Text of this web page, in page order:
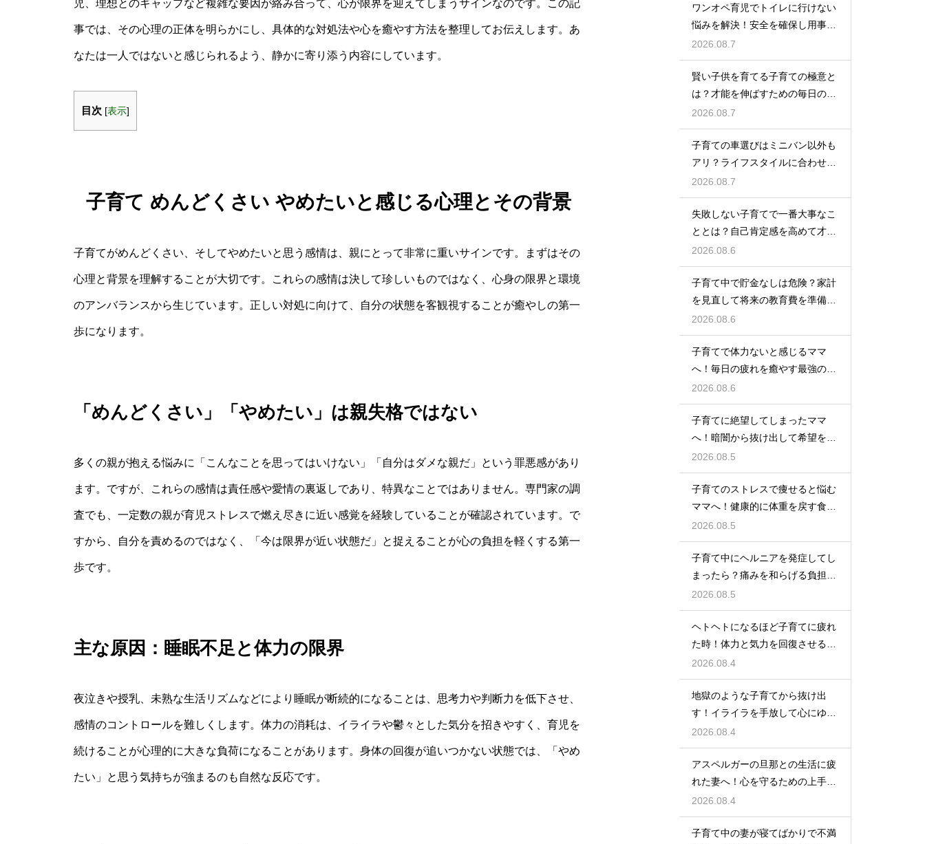
児、理想とのギャップなど複雑な要因が絡み合って、心が限界を迎えてしまうサインなのです。この記
事では、その心理の正体を明らかにし、具体的な対処法や心を癒やす方法を整理してお伝えします。あ
なたは一人ではないと感じられるよう、静かに寄り添う内容にしています。
目次 [表示]
子育て めんどくさい やめたいと感じる心理とその背景
子育てがめんどくさい、そしてやめたいと思う感情は、親にとって非常に重いサインです。まずはその
心理と背景を理解することが大切です。これらの感情は決して珍しいものではなく、心身の限界と環境
のアンバランスから生じています。正しい対処に向けて、自分の状態を客観視することが癒やしの第一
歩になります。
「めんどくさい」「やめたい」は親失格ではない
多くの親が抱える悩みに「こんなことを思ってはいけない」「自分はダメな親だ」という罪悪感があり
ます。ですが、これらの感情は責任感や愛情の裏返しであり、特異なことではありません。専門家の調
査でも、一定数の親が育児ストレスで燃え尽きに近い感覚を経験していることが確認されています。で
すから、自分を責めるのではなく、「今は限界が近い状態だ」と捉えることが心の負担を軽くする第一
歩です。
主な原因：睡眠不足と体力の限界
夜泣きや授乳、未熟な生活リズムなどにより睡眠が断続的になることは、思考力や判断力を低下させ、
感情のコントロールを難しくします。体力の消耗は、イライラや鬱々とした気分を招きやすく、育児を
続けることが心理的に大きな負荷になることがあります。身体の回復が追いつかない状態では、「やめ
たい」と思う気持ちが強まるのも自然な反応です。
ワンオペ育児でトイレに行けない
悩みを解決！安全を確保し用事を
済ませる
2026.08.7
賢い子供を育てる子育ての極意と
は？才能を伸ばすための毎日の習
慣を解説
2026.08.7
子育ての車選びはミニバン以外も
アリ？ライフスタイルに合わせた
車種紹介
2026.08.7
失敗しない子育てで一番大事なこ
ととは？自己肯定感を高めて才能
を伸ばす
2026.08.6
子育て中で貯金なしは危険？家計
を見直して将来の教育費を準備す
る方法
2026.08.6
子育てで体力ないと感じるママ
へ！毎日の疲れを癒やす最強の休
息法
2026.08.6
子育てに絶望してしまったママ
へ！暗闇から抜け出して希望を見
つける方法
2026.08.5
子育てのストレスで痩せると悩む
ママへ！健康的に体重を戻す食事
と休息法
2026.08.5
子育て中にヘルニアを発症してし
まったら？痛みを和らげる負担軽
減のコツ
2026.08.5
ヘトヘトになるほど子育てに疲れ
た時！体力と気力を回復させる簡
単な裏技
2026.08.4
地獄のような子育てから抜け出
す！イライラを手放して心にゆと
りを持つ術
2026.08.4
アスペルガーの旦那との生活に疲
れた妻へ！心を守るための上手な
接し方
2026.08.4
子育て中の妻が寝てばかりで不満